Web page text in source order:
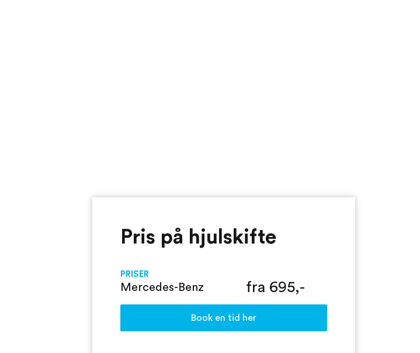
Pris på hjulskifte
PRISER
Mercedes-Benz fra 695,-
Book en tid her